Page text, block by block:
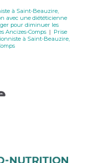
à Saint-Beauzire,
avec une diététicienne
pour diminuer les
Ancizes-Comps| Prise
à Saint-Beauzire,